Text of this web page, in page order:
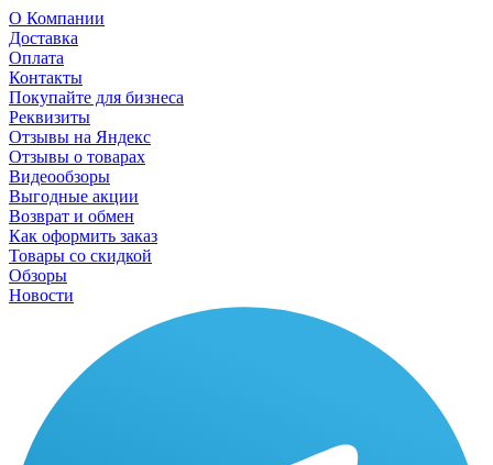
О Компании
Доставка
Оплата
Контакты
Покупайте для бизнеса
Реквизиты
Отзывы на Яндекс
Отзывы о товарах
Видеообзоры
Выгодные акции
Возврат и обмен
Как оформить заказ
Товары со скидкой
Обзоры
Новости